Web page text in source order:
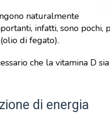
naturalmente
infatti, sono pochi,
(olio di fegato).
che la vitamina D sia
di energia